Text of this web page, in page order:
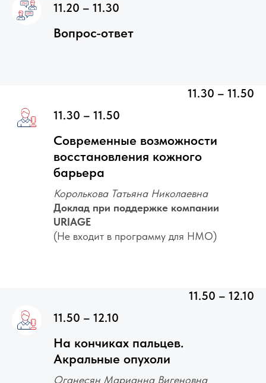
11.20 – 11.30
Вопрос-ответ
11.30 – 11.50
11.30 – 11.50
Современные возможности
восстановления кожного
барьера
Королькова Татьяна Николаевна
Доклад при поддержке компании
URIAGE
(Не входит в программу для НМО)
11.50 – 12.10
11.50 – 12.10
На кончиках пальцев.
Акральные опухоли
Оганесян Марианна Вигеновна